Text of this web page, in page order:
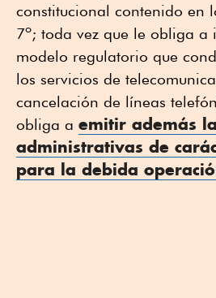
constitucional contenido en
7º; toda vez que le obliga a
modelo regulatorio que
los servicios de
cancelación de líneas
obliga a emitir además
administrativas de
para la debida